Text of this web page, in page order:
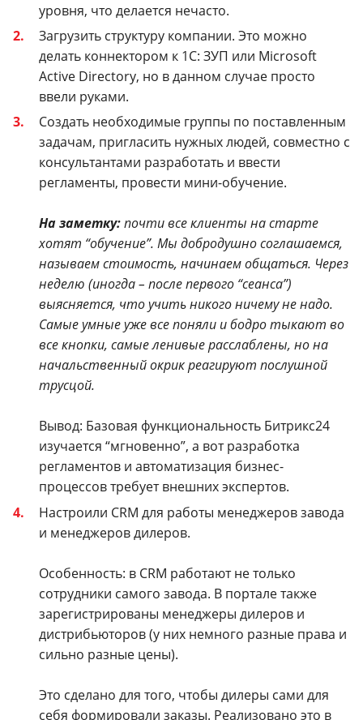
уровня, что делается нечасто.
Загрузить структуру компании. Это можно
делать коннектором к 1С: ЗУП или Microsoft
Active Directory, но в данном случае просто
ввели руками.
Создать необходимые группы по поставленным
задачам, пригласить нужных людей, совместно с
консультантами разработать и ввести
регламенты, провести мини-обучение.
На заметку:почти все клиенты на старте
хотят “обучение”. Мы добродушно соглашаемся,
называем стоимость, начинаем общаться. Через
неделю (иногда – после первого “сеанса”)
выясняется, что учить никого ничему не надо.
Самые умные уже все поняли и бодро тыкают во
все кнопки, самые ленивые расслаблены, но на
начальственный окрик реагируют послушной
трусцой.
Вывод: Базовая функциональность Битрикс24
изучается “мгновенно”, а вот разработка
регламентов и автоматизация бизнес-
процессов требует внешних экспертов.
Настроили CRM для работы менеджеров завода
и менеджеров дилеров.
Особенность: в CRM работают не только
сотрудники самого завода. В портале также
зарегистрированы менеджеры дилеров и
дистрибьюторов (у них немного разные права и
сильно разные цены).
Это сделано для того, чтобы дилеры сами для
себя формировали заказы. Реализовано это в